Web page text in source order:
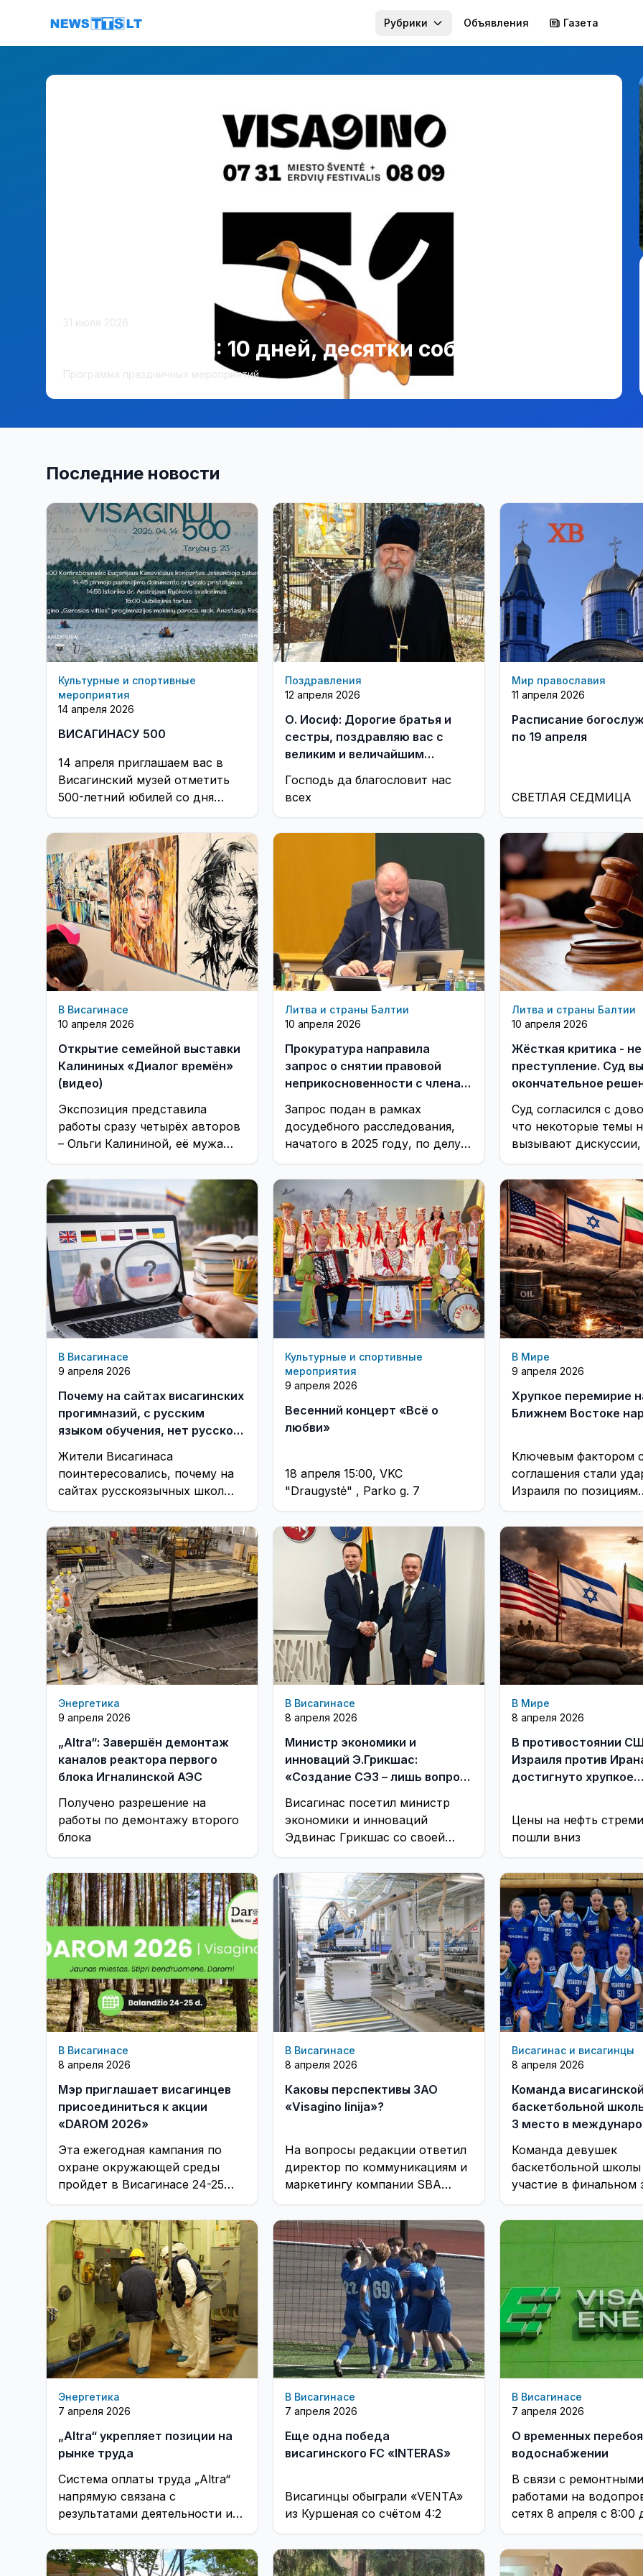
Перейти к содержимому
Рубрики Объявления Газета
31 июля 2026
Висагинасу 51: 10 дней, десятки событий
Программа праздничных мероприятий
Последние новости
Культурные и спортивные
мероприятия
14 апреля 2026
ВИСАГИНАСУ 500
14 апреля приглашаем вас в
Висагинский музей отметить
500-летний юбилей со дня
первого упоминания имени
Висагинас в письменных
источниках!
Поздравления
12 апреля 2026
О. Иосиф: Дорогие братья и
сестры, поздравляю вас с
великим и величайшим
Господь да благословит нас
всех
Мир православия
11 апреля 2026
Расписание
по 19 апреля
СВЕТЛАЯ СЕДМИЦА
В Висагинасе
10 апреля 2026
Открытие семейной выставки
Калининых «Диалог времён»
(видео)
Экспозиция представила
работы сразу четырёх авторов
– Ольги Калининой, её мужа
Юрия и дочерей Варвары и
Таисии.
Литва и страны Балтии
10 апреля 2026
Прокуратура направила
запрос о снятии правовой
неприкосновенности с члена
Запрос подан в рамках
досудебного расследования,
начатого в 2025 году, по делу о
возможных коррупционных и
иных преступлениях
Литва и страны Балтии
10 апреля 2026
Жёсткая критика - не
преступление. Суд
окончательное
Суд согласился с
что некоторые темы
вызывают
условиях
напряжённости могут
приводить к ...
В Висагинасе
9 апреля 2026
Почему на сайтах висагинских
прогимназий, с русским
языком обучения, нет русского
Жители Висагинаса
поинтересовались, почему на
сайтах русскоязычных школ
они не обнаружили
информацию на русском языке
Культурные и спортивные
мероприятия
9 апреля 2026
Весенний концерт «Всё о
любви»
18 апреля 15:00, VKC
"Draugystė" , Parko g. 7
В Мире
9 апреля 2026
Хрупкое перемирие
Ближнем Востоке
Ключевым фактором
соглашения стали
Израиля по позициям
«Хезболлы» в Ливане
Энергетика
9 апреля 2026
„Altra“: Завершён демонтаж
каналов реактора первого
блока Игналинской АЭС
Получено разрешение на
работы по демонтажу второго
блока
В Висагинасе
8 апреля 2026
Министр экономики и
инноваций Э.Грикшас:
«Создание СЭЗ – лишь вопрос
деталей» (видео)
Висагинас посетил министр
экономики и инноваций
Эдвинас Грикшас со своей
командой
В Мире
8 апреля 2026
В противостоянии
Израиля против
достигнуто хрупкое
Цены на нефть
пошли вниз
В Висагинасе
8 апреля 2026
Мэр приглашает висагинцев
присоединиться к акции
«DAROM 2026»
Эта ежегодная кампания по
охране окружающей среды
пройдет в Висагинасе 24-25
апреля
В Висагинасе
8 апреля 2026
Каковы перспективы ЗАО
«Visagino linija»?
На вопросы редакции ответил
директор по коммуникациям и
маркетингу компании SBA
Артурас Кетлерюс
Висагинас и висагинцы
8 апреля 2026
Команда висагинской
баскетбольной
3 место в
Команда девушек
баскетбольной
участие в финальном
международной
лиги BBBL
Энергетика
7 апреля 2026
„Altra“ укрепляет позиции на
рынке труда
Система оплаты труда „Altra“
напрямую связана с
результатами деятельности и
ориентирована на укрепление
долгосрочной
конкурентоспособности на
В Висагинасе
7 апреля 2026
Еще одна победа
висагинского FC «INTERAS»
Висагинцы обыграли «VENTA»
из Куршеная со счётом 4:2
В Висагинасе
7 апреля 2026
О временных
водоснабжении
В связи с ремонтными
работами на
сетях 8 апреля с 8:00
будет временно
водоснабжение